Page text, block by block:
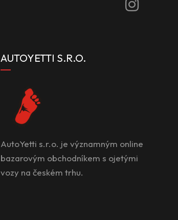
AUTOYETTI S.R.O.
AutoYetti s.r.o. je významným online
bazarovým obchodníkem s ojetými
vozy na českém trhu.